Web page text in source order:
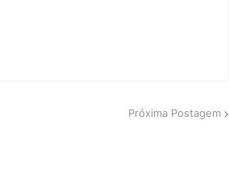
Próxima Postagem